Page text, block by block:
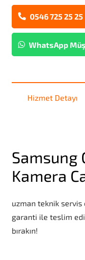
0546 725 25 25
WhatsApp
Hizmet Detayı
Samsung
Kamera
uzman teknik servis
garanti ile teslim
bırakın!